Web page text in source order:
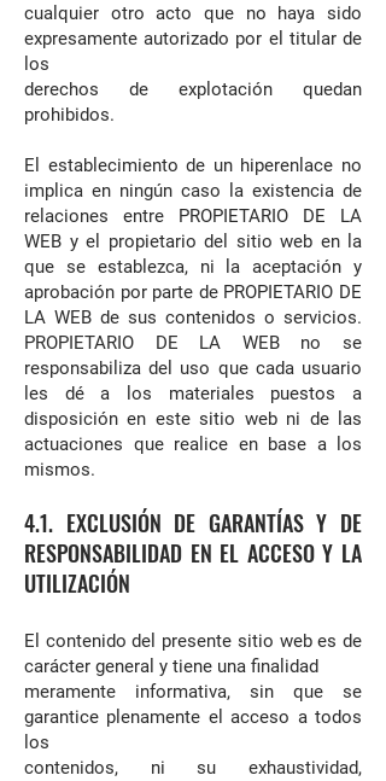
cualquier otro acto que no haya sido
expresamente autorizado por el titular de
los
derechos de explotación quedan
prohibidos.
El establecimiento de un hiperenlace no
implica en ningún caso la existencia de
relaciones entre PROPIETARIO DE LA
WEB y el propietario del sitio web en la
que se establezca, ni la aceptación y
aprobación por parte de PROPIETARIO DE
LA WEB de sus contenidos o servicios.
PROPIETARIO DE LA WEB no se
responsabiliza del uso que cada usuario
les dé a los materiales puestos a
disposición en este sitio web ni de las
actuaciones que realice en base a los
mismos.
4.1. EXCLUSIÓN DE GARANTÍAS Y DE
RESPONSABILIDAD EN EL ACCESO Y LA
UTILIZACIÓN
El contenido del presente sitio web es de
carácter general y tiene una finalidad
meramente informativa, sin que se
garantice plenamente el acceso a todos
los
contenidos, ni su exhaustividad,